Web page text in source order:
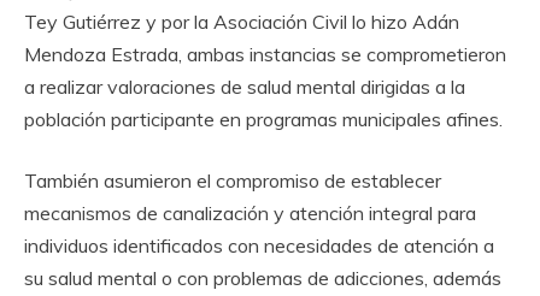
Tey Gutiérrez y por la Asociación Civil lo hizo Adán
Mendoza Estrada, ambas instancias se comprometieron
a realizar valoraciones de salud mental dirigidas a la
población participante en programas municipales afines.
También asumieron el compromiso de establecer
mecanismos de canalización y atención integral para
individuos identificados con necesidades de atención a
su salud mental o con problemas de adicciones, además